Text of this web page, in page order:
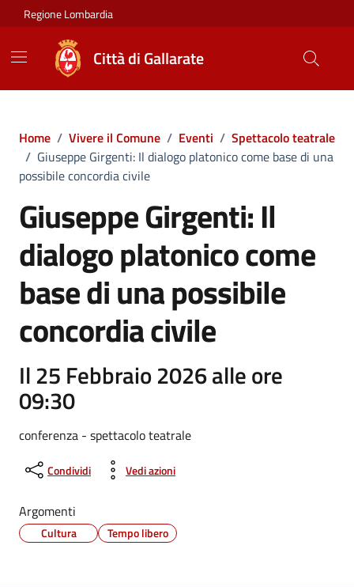
Vai ai contenuti
Vai al footer
Regione Lombardia
Città di Gallarate
Home / Vivere il Comune / Eventi / Spettacolo teatrale
/ Giuseppe Girgenti: Il dialogo platonico come base di una
possibile concordia civile
Giuseppe Girgenti: Il
dialogo platonico come
base di una possibile
concordia civile
Il 25 Febbraio 2026 alle ore
09:30
conferenza - spettacolo teatrale
Condividi Vedi azioni
Argomenti
Cultura Tempo libero